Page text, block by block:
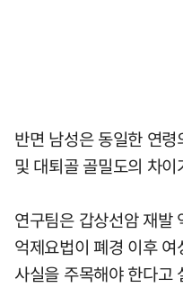
반면 남성은 동일한 연
및 대퇴골 골밀도의 차이
연구팀은 갑상선암 재발
억제요법이 폐경 이후
사실을 주목해야 한다고